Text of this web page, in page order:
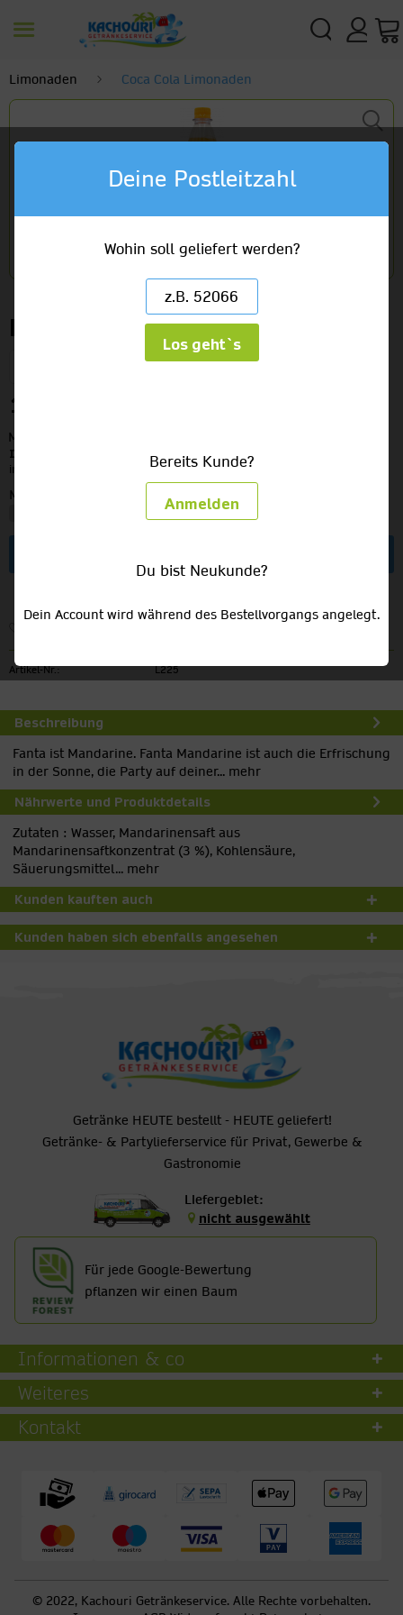
Limonaden Coca Cola Limonaden
Fanta Mandarine
19,49 €
MEHRWEG
Inhalt:
12 Liter (1,62 € / 1 Liter)
inkl. MwSt.
zzgl. Versandkosten
Menge:
Artikel-Nr.: L225
Beschreibung
Fanta ist Mandarine. Fanta Mandarine ist auch die Erfrischung
in der Sonne, die Party auf deiner... mehr
Nährwerte und Produktdetails
Zutaten : Wasser, Mandarinensaft aus
Mandarinensaftkonzentrat (3 %), Kohlensäure,
Säuerungsmittel... mehr
Kunden kauften auch
Kunden haben sich ebenfalls angesehen
Getränke HEUTE bestellt - HEUTE geliefert!
Getränke- & Partylieferservice für Privat, Gewerbe &
Gastronomie
Liefergebiet:
nicht ausgewählt
Für jede Google-Bewertung
pflanzen wir einen Baum
Informationen & co
Weiteres
Kontakt
© 2022, Kachouri Getränkeservice. Alle Rechte vorbehalten.
Deine Postleitzahl
Wohin soll geliefert werden?
Los geht`s
Bereits Kunde?
Anmelden
Du bist Neukunde?
Dein Account wird während des Bestellvorgangs angelegt.